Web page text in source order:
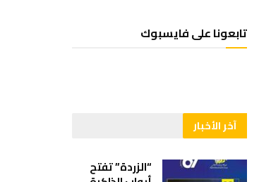
تابعونا على فايسبوك
آخر الأخبار
“الزردة” تفتح